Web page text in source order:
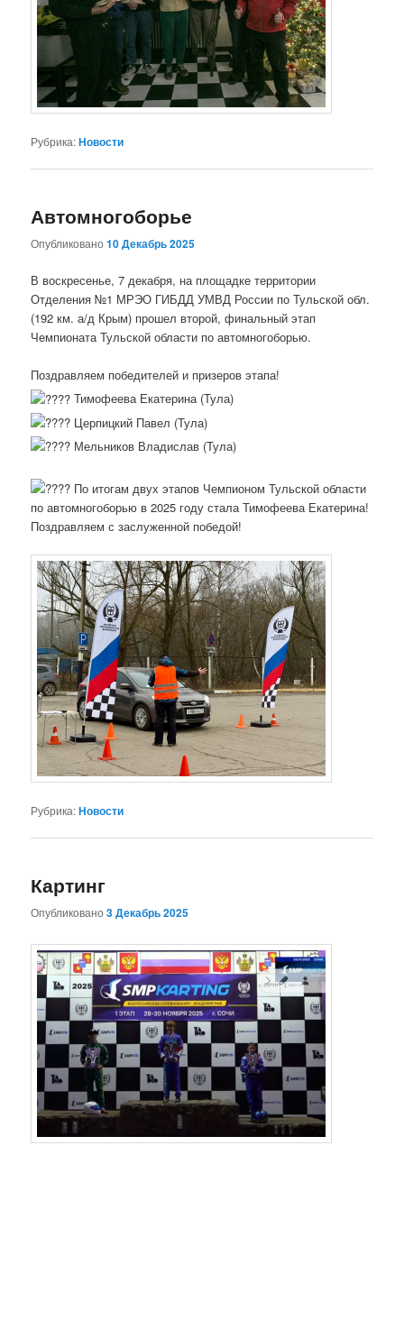
Рубрика:Новости
Автомногоборье
Опубликовано10 Декабрь 2025
В воскресенье, 7 декабря, на площадке территории
Отделения №1 МРЭО ГИБДД УМВД России по Тульской обл.
(192 км. а/д Крым) прошел второй, финальный этап
Чемпионата Тульской области по автомногоборью.
Поздравляем победителей и призеров этапа!
Тимофеева Екатерина (Тула)
Церпицкий Павел (Тула)
Мельников Владислав (Тула)
По итогам двух этапов Чемпионом Тульской области
по автомногоборью в 2025 году стала Тимофеева Екатерина!
Поздравляем с заслуженной победой!
Рубрика:Новости
Картинг
Опубликовано3 Декабрь 2025